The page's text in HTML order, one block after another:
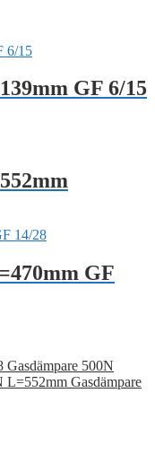
GF 6/15
GF
Gasdämpare 500N
Gasdämpare